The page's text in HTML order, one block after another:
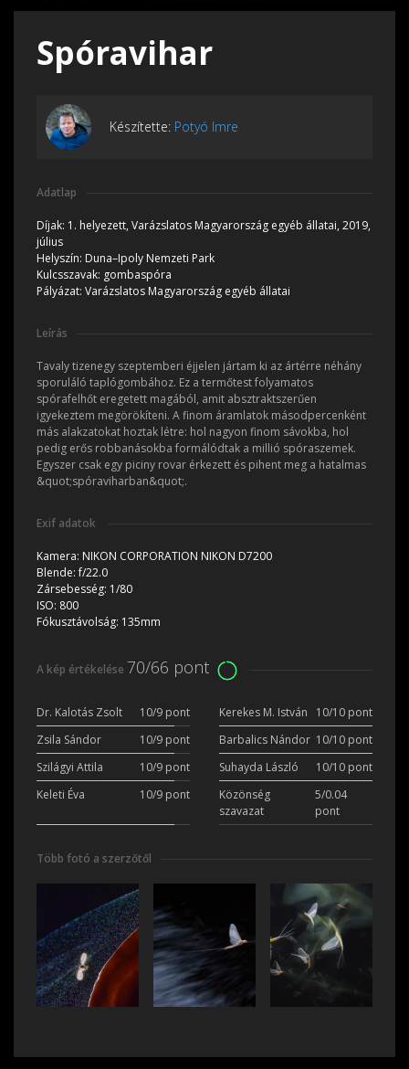
Spóravihar
Készítette: Potyó Imre
Adatlap
Díjak: 1. helyezett, Varázslatos Magyarország egyéb állatai, 2019,
július
Helyszín: Duna–Ipoly Nemzeti Park
Kulcsszavak: gombaspóra
Pályázat: Varázslatos Magyarország egyéb állatai
Leírás
Tavaly tizenegy szeptemberi éjjelen jártam ki az ártérre néhány
sporuláló taplógombához. Ez a termőtest folyamatos
spórafelhőt eregetett magából, amit absztraktszerűen
igyekeztem megörökíteni. A finom áramlatok másodpercenként
más alakzatokat hoztak létre: hol nagyon finom sávokba, hol
pedig erős robbanásokba formálódtak a millió spóraszemek.
Egyszer csak egy piciny rovar érkezett és pihent meg a hatalmas
&quot;spóraviharban&quot;.
Exif adatok
Kamera: NIKON CORPORATION NIKON D7200
Blende:f/22.0
Zársebesség: 1/80
ISO: 800
Fókusztávolság: 135mm
A kép értékelése 70/66 pont
Dr. Kalotás Zsolt 10/9 pont Kerekes M. István
10/10 pont
Zsila Sándor
10/9 pont Barbalics Nándor 10/10 pont
Szilágyi Attila
10/9 pont Suhayda László
10/10 pont
Keleti Éva
10/9 pont
Közönség
szavazat
5/0.04
pont
Több fotó a szerzőtől